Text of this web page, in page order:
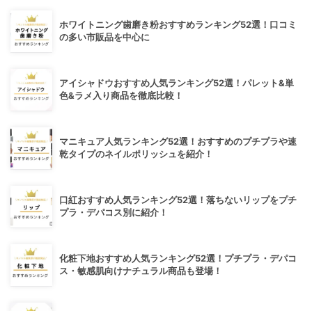
ホワイトニング歯磨き粉おすすめランキング52選！口コミ
の多い市販品を中心に
アイシャドウおすすめ人気ランキング52選！パレット&単
色&ラメ入り商品を徹底比較！
マニキュア人気ランキング52選！おすすめのプチプラや速
乾タイプのネイルポリッシュを紹介！
口紅おすすめ人気ランキング52選！落ちないリップをプチ
プラ・デパコス別に紹介！
化粧下地おすすめ人気ランキング52選！プチプラ・デパコ
ス・敏感肌向けナチュラル商品も登場！